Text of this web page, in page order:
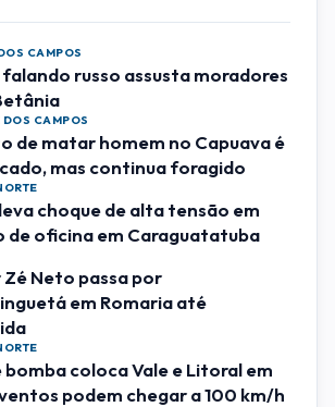
CAMPOS
russo assusta moradores
CAMPOS
de matar homem no Capuava é
mas continua foragido
choque de alta tensão em
de oficina em Caraguatatuba
Neto passa por
em Romaria até
bomba coloca Vale e Litoral em
podem chegar a 100 km/h